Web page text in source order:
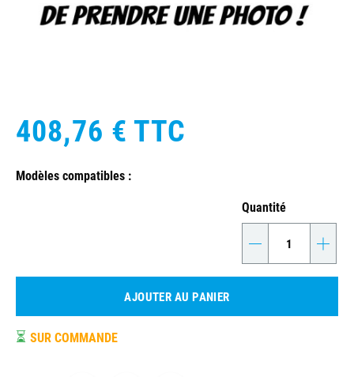
408,76 € TTC
Modèles compatibles :
Quantité
- +
AJOUTER AU PANIER
⏳ SUR COMMANDE